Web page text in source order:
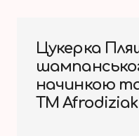
Цукерка
начинкою та
ТМ Afrodiziak